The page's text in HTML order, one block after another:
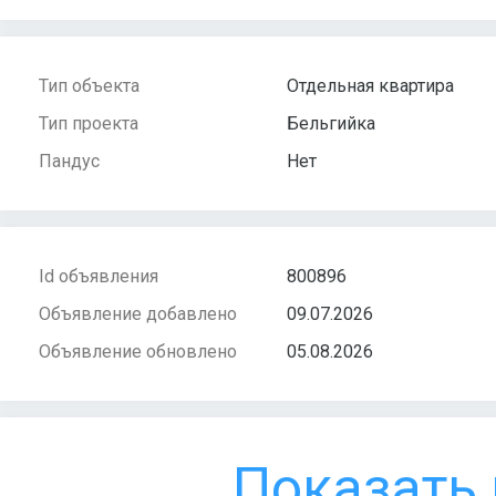
Тип объекта
Отдельная квартира
Тип проекта
Бельгийка
Пандус
Нет
Id объявления
800896
Объявление добавлено
09.07.2026
Объявление обновлено
05.08.2026